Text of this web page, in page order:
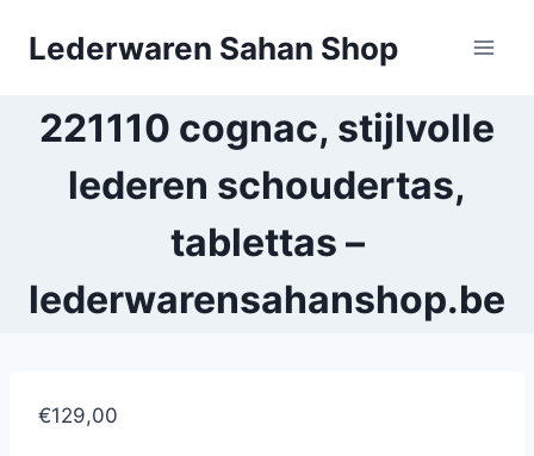
Lederwaren Sahan Shop
221110 cognac, stijlvolle
lederen schoudertas,
tablettas –
lederwarensahanshop.be
€129,00